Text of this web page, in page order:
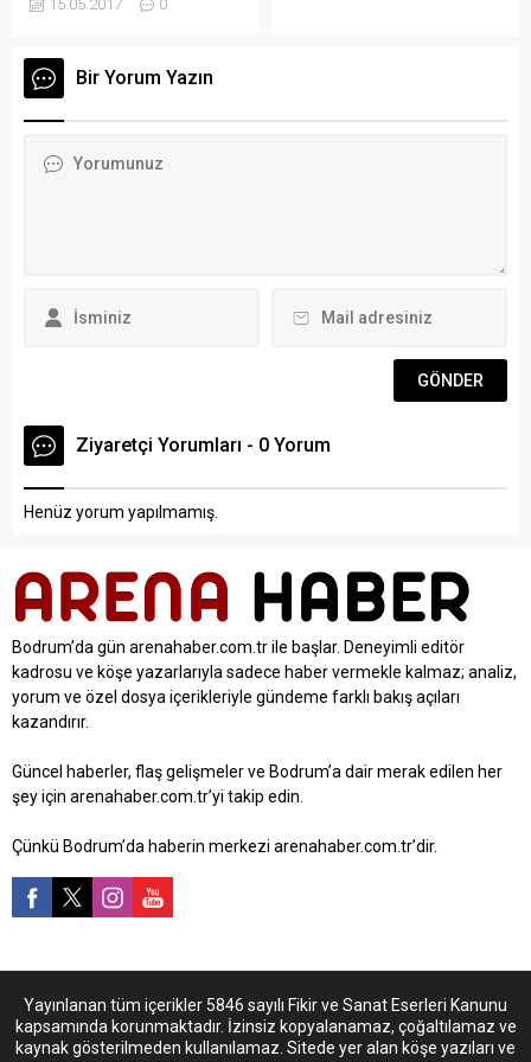
ziyaret Bodrum’da
Göztepe Bodrum Futbol
okulu öğrencileri, geçtiğimiz
Spor ve Karşıyaka Spor’un
15.05.2017 0
saatlerinde gerçekleşen
Bir Yorum Yazın
Ziyaretçi Yorumları - 0 Yorum
Henüz yorum yapılmamış.
Bodrum’da gün arenahaber.com.tr ile başlar. Deneyimli editör
kadrosu ve köşe yazarlarıyla sadece haber vermekle kalmaz; analiz,
yorum ve özel dosya içerikleriyle gündeme farklı bakış açıları
kazandırır.
Güncel haberler, flaş gelişmeler ve Bodrum’a dair merak edilen her
şey için arenahaber.com.tr’yi takip edin.
Çünkü Bodrum’da haberin merkezi arenahaber.com.tr’dir.
Yayınlanan tüm içerikler 5846 sayılı Fikir ve Sanat Eserleri Kanunu
kapsamında korunmaktadır. İzinsiz kopyalanamaz, çoğaltılamaz ve
kaynak gösterilmeden kullanılamaz. Sitede yer alan köşe yazıları ve